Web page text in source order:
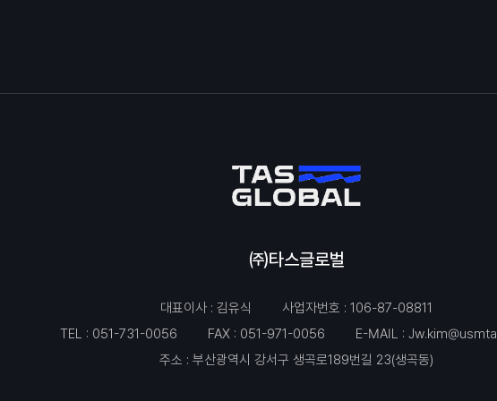
㈜타스글로벌
대표이사 : 김유식
사업자번호 : 106-87-08811
TEL : 051-731-0056 FAX : 051-971-0056 E-MAIL :
주소 : 부산광역시 강서구 생곡로189번길 23(생곡동)